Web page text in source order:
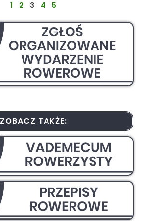
1 2 3 4 5
ZOBACZ TAKŻE: